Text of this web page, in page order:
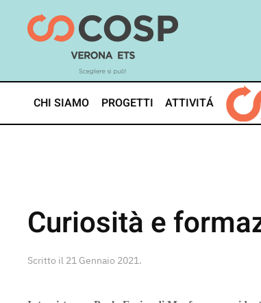
Skip
CHI SIAMO PROGETTI ATTIVITÁ
Curiosità e
Scritto il 21 Gennaio 2021.